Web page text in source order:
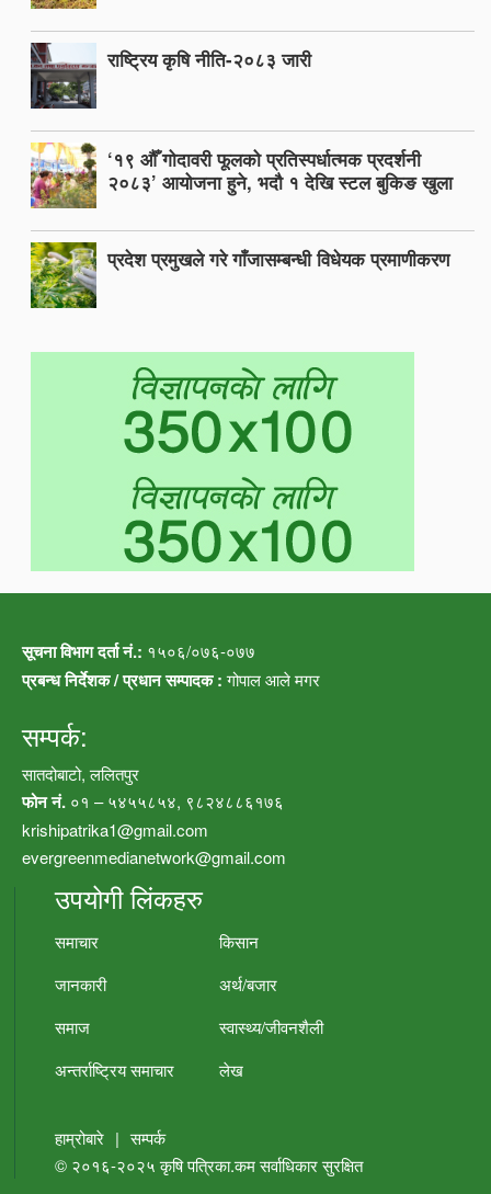
राष्ट्रिय कृषि नीति-२०८३ जारी
‘१९ औँ गोदावरी फूलको प्रतिस्पर्धात्मक प्रदर्शनी
२०८३’ आयोजना हुने, भदौ १ देखि स्टल बुकिङ खुला
प्रदेश प्रमुखले गरे गाँजासम्बन्धी विधेयक प्रमाणीकरण
सूचना विभाग दर्ता नं.: १५०६/०७६-०७७
प्रबन्ध निर्देशक / प्रधान सम्पादक :गोपाल आले मगर
सम्पर्क:
सातदोबाटो, ललितपुर
फोन नं. ०१ – ५४५५८५४, ९८२४८८६१७६
krishipatrika1@gmail.com
evergreenmedianetwork@gmail.com
उपयोगी लिंकहरु
समाचार
किसान
जानकारी
अर्थ/बजार
समाज
स्वास्थ्य/जीवनशैली
अन्तर्राष्ट्रिय समाचार
लेख
हाम्रोबारे | सम्पर्क
© २०१६-२०२५कृषि पत्रिका.कमसर्वाधिकार सुरक्षित